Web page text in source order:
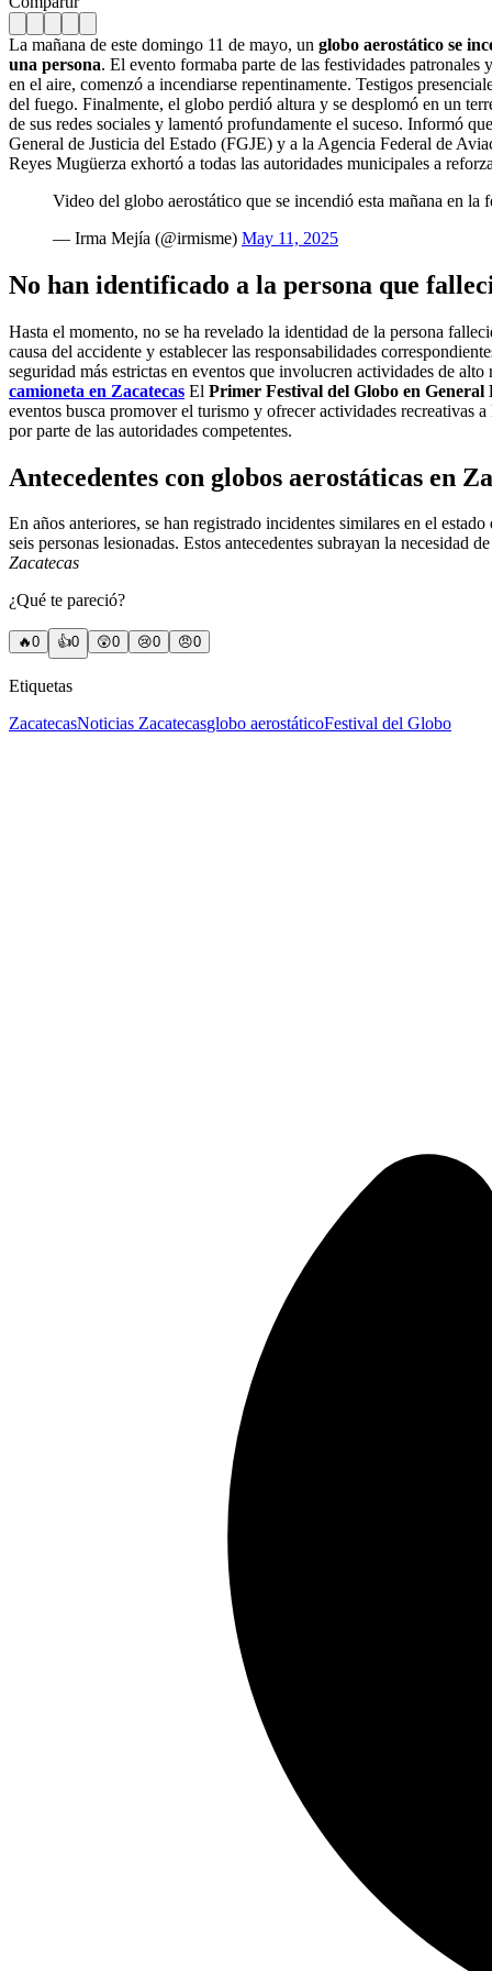
La mañana de este domingo 11 de mayo, un globo aerostático se
una persona. El evento formaba parte de las festividades
en el aire, comenzó a incendiarse repentinamente. Testigos
del fuego. Finalmente, el globo perdió altura y se desplomó en un
de sus redes sociales y lamentó profundamente el suceso. Informó
General de Justicia del Estado (FGJE) y a la Agencia Federal de
Reyes Mugüerza exhortó a todas las autoridades municipales a
Video del globo aerostático que se incendió esta mañana en
— Irma Mejía (@irmisme) May 11, 2025
No han identificado a la persona que
Hasta el momento, no se ha revelado la identidad de la persona
causa del accidente y establecer las responsabilidades
seguridad más estrictas en eventos que involucren actividades de
camioneta en Zacatecas El Primer Festival del Globo en
eventos busca promover el turismo y ofrecer actividades recreativas
por parte de las autoridades competentes.
Antecedentes con globos aerostáticas en
En años anteriores, se han registrado incidentes similares en el
seis personas lesionadas. Estos antecedentes subrayan la
Zacatecas
¿Qué te pareció?
🔥0 👍0 😲0 😢0 😠0
Etiquetas
ZacatecasNoticias Zacatecasglobo aerostáticoFestival del Globo